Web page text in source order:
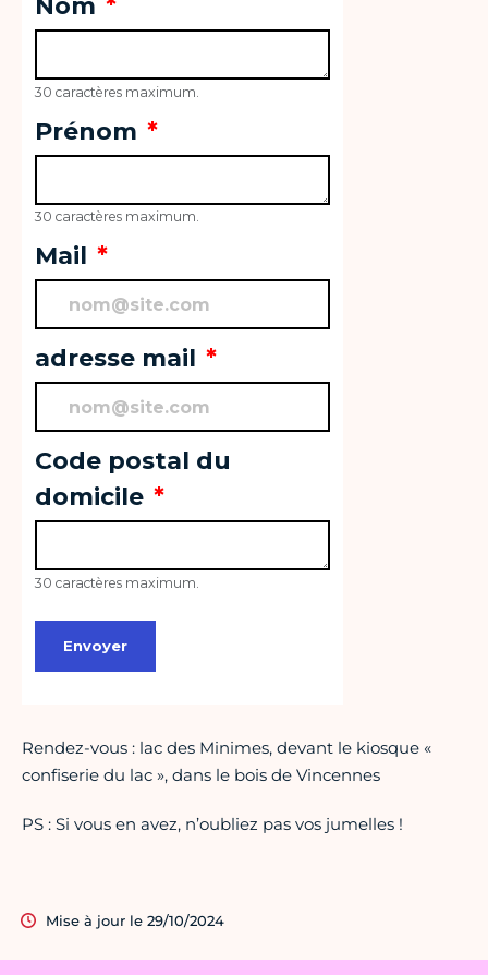
Rendez-vous : lac des Minimes, devant le kiosque «
confiserie du lac », dans le bois de Vincennes
PS : Si vous en avez, n’oubliez pas vos jumelles !
Mise à jour le 29/10/2024